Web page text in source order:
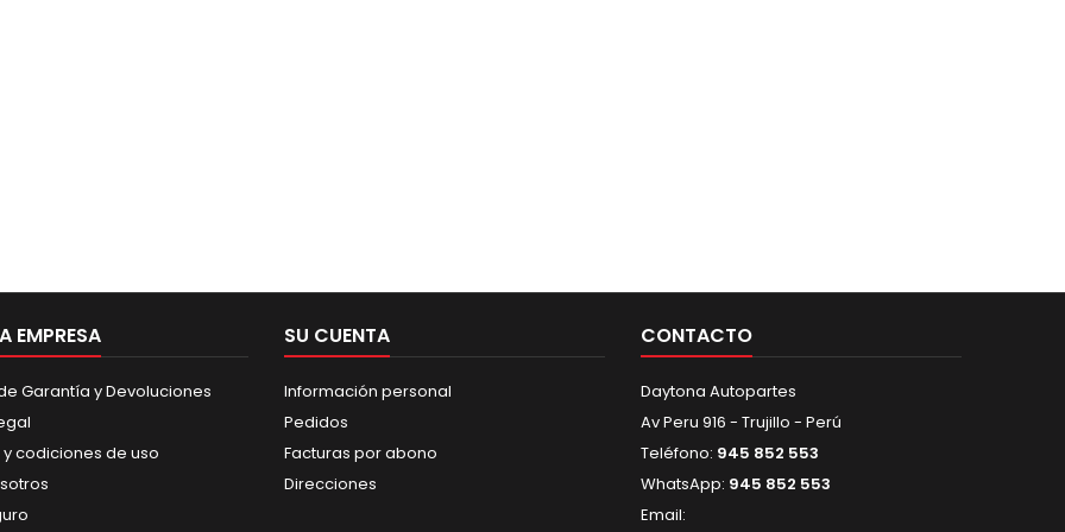
EMPRESA
Garantía y Devoluciones
codiciones de uso
SU CUENTA
Información personal
Pedidos
Facturas por abono
Direcciones
CONTACTO
Daytona Autopartes
Av Peru 916 - Trujillo - Perú
Teléfono: 945 852 553
WhatsApp: 945 852 553
Email: